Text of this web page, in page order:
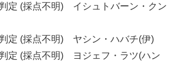
定 (採点不明) イシュトバーン・クン
定 (採点不明) ヤシン・ハバチ(伊)
定 (採点不明) ヨジェフ・ラツ(ハン